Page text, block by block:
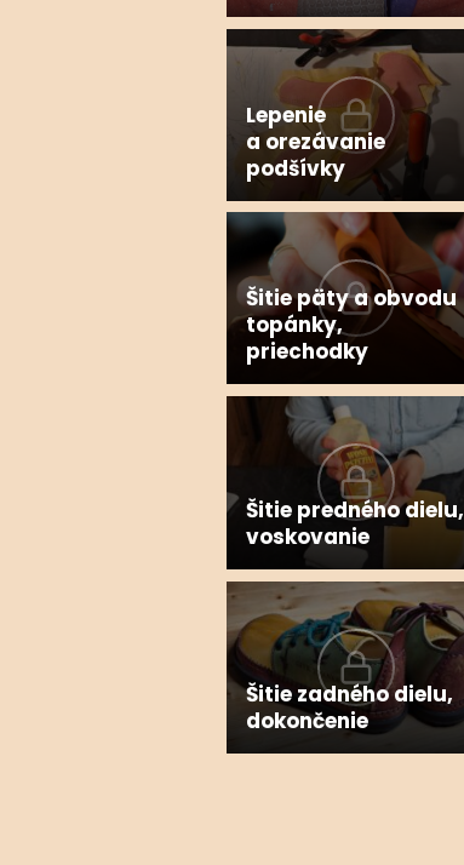
Lepenie
a orezávanie
podšívky
Šitie päty a obvodu
topánky,
priechodky
Šitie predného dielu,
voskovanie
Šitie zadného dielu,
dokončenie